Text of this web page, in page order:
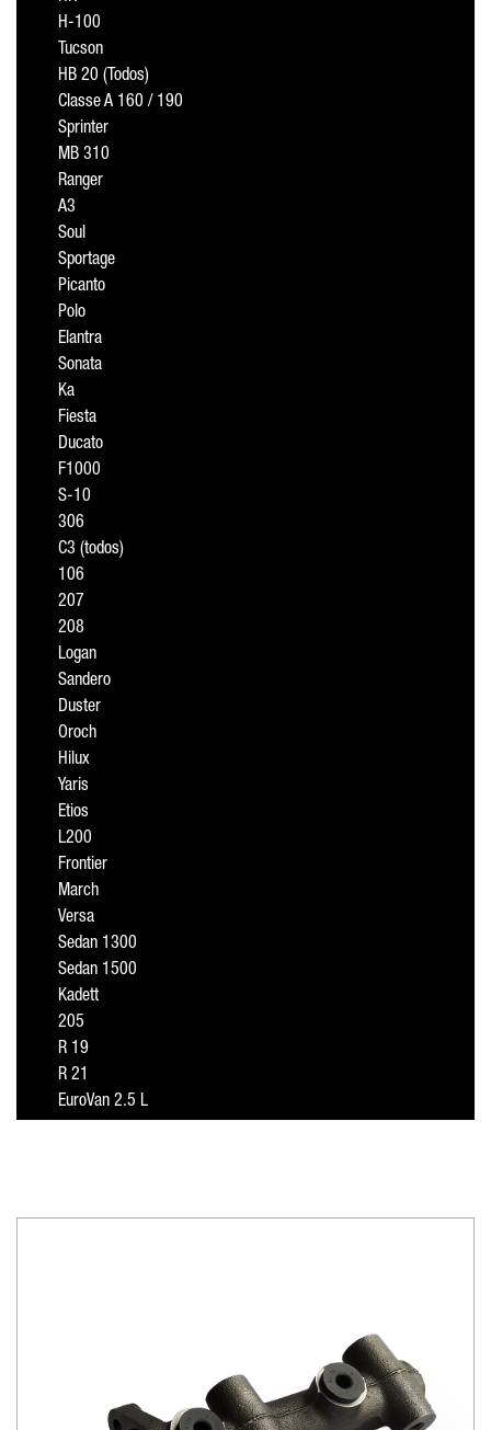
H-100
Tucson
HB 20 (Todos)
Classe A 160 / 190
Sprinter
MB 310
Ranger
A3
Soul
Sportage
Picanto
Polo
Elantra
Sonata
Ka
Fiesta
Ducato
F1000
S-10
306
C3 (todos)
106
207
208
Logan
Sandero
Duster
Oroch
Hilux
Yaris
Etios
L200
Frontier
March
Versa
Sedan 1300
Sedan 1500
Kadett
205
R 19
R 21
EuroVan 2.5 L